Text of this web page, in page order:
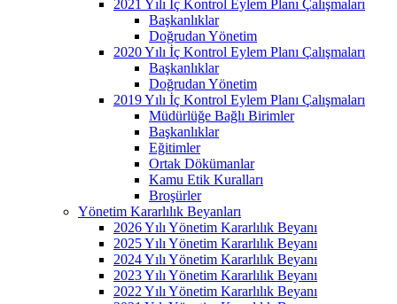
2021 Yılı İç Kontrol Eylem Planı Çalışmaları
Başkanlıklar
Doğrudan Yönetim
2020 Yılı İç Kontrol Eylem Planı Çalışmaları
Başkanlıklar
Doğrudan Yönetim
2019 Yılı İç Kontrol Eylem Planı Çalışmaları
Müdürlüğe Bağlı Birimler
Başkanlıklar
Eğitimler
Ortak Dökümanlar
Kamu Etik Kuralları
Broşürler
Yönetim Kararlılık Beyanları
2026 Yılı Yönetim Kararlılık Beyanı
2025 Yılı Yönetim Kararlılık Beyanı
2024 Yılı Yönetim Kararlılık Beyanı
2023 Yılı Yönetim Kararlılık Beyanı
2022 Yılı Yönetim Kararlılık Beyanı